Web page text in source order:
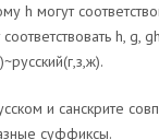
h могут
соответствовать h,
и санскрите
суффиксы.